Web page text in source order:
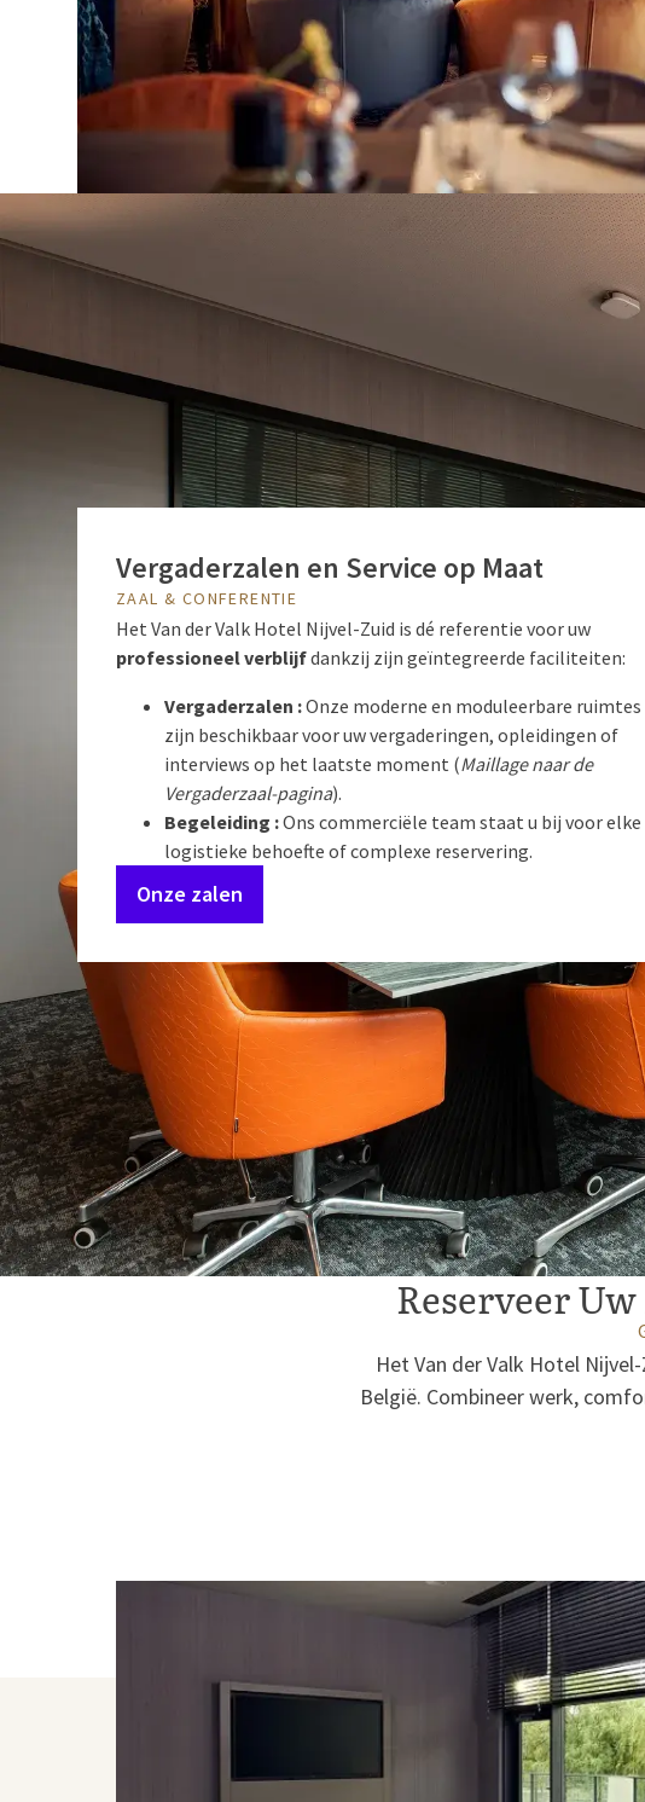
Vergaderzalen en Service op Maat
ZAAL & CONFERENTIE
Het Van der Valk Hotel Nijvel-Zuid is dé referentie voor uw
professioneel verblijfdankzij zijn geïntegreerde faciliteiten:
Vergaderzalen :Onze moderne en moduleerbare ruimtes
zijn beschikbaar voor uw vergaderingen, opleidingen of
interviews op het laatste moment (Maillage naar de
Vergaderzaal-pagina).
Begeleiding :Ons commerciële team staat u bij voor elke
logistieke behoefte of complexe reservering.
Onze zalen
Reserveer
Het Van der Valk Hotel
België. Combineer werk,